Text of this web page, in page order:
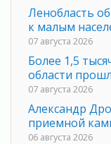
Ленобласть
к малым
07 августа 2026
Более 1,5
области
07 августа 2026
Александр
приемной
06 августа 2026